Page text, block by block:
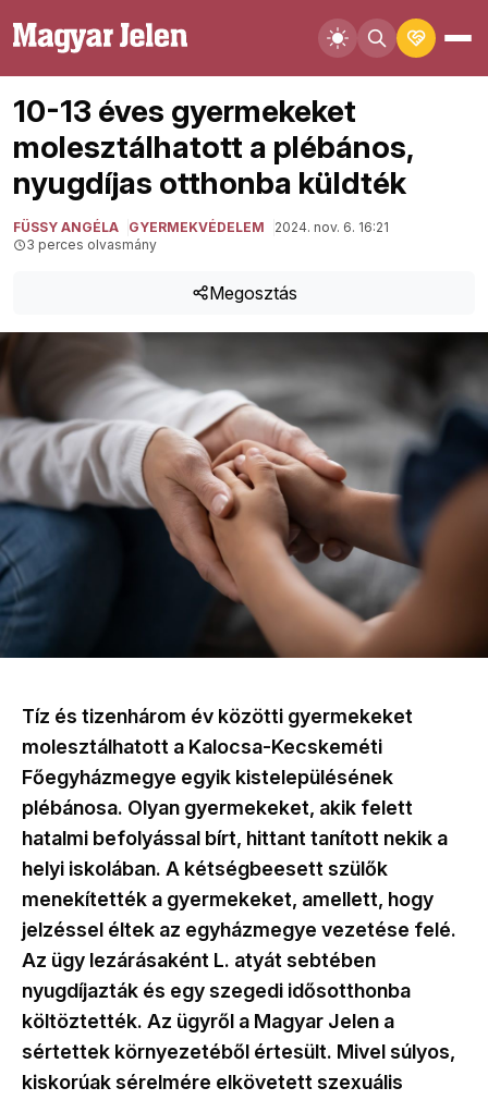
10-13 éves gyermekeket
molesztálhatott a plébános,
nyugdíjas otthonba küldték
FÜSSY ANGÉLA GYERMEKVÉDELEM
2024. nov. 6. 16:21
3 perces olvasmány
Megosztás
Tíz és tizenhárom év közötti gyermekeket
molesztálhatott a Kalocsa-Kecskeméti
Főegyházmegye egyik kistelepülésének
plébánosa. Olyan gyermekeket, akik felett
hatalmi befolyással bírt, hittant tanított nekik a
helyi iskolában. A kétségbeesett szülők
menekítették a gyermekeket, amellett, hogy
jelzéssel éltek az egyházmegye vezetése felé.
Az ügy lezárásaként L. atyát sebtében
nyugdíjazták és egy szegedi idősotthonba
költöztették. Az ügyről a Magyar Jelen a
sértettek környezetéből értesült. Mivel súlyos,
kiskorúak sérelmére elkövetett szexuális